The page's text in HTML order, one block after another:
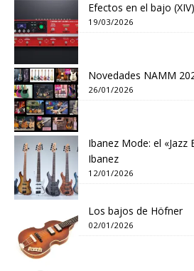
Efectos en el bajo
19/03/2026
Novedades NAMM
26/01/2026
Ibanez Mode: el
Ibanez
12/01/2026
Los bajos de Höfner
02/01/2026